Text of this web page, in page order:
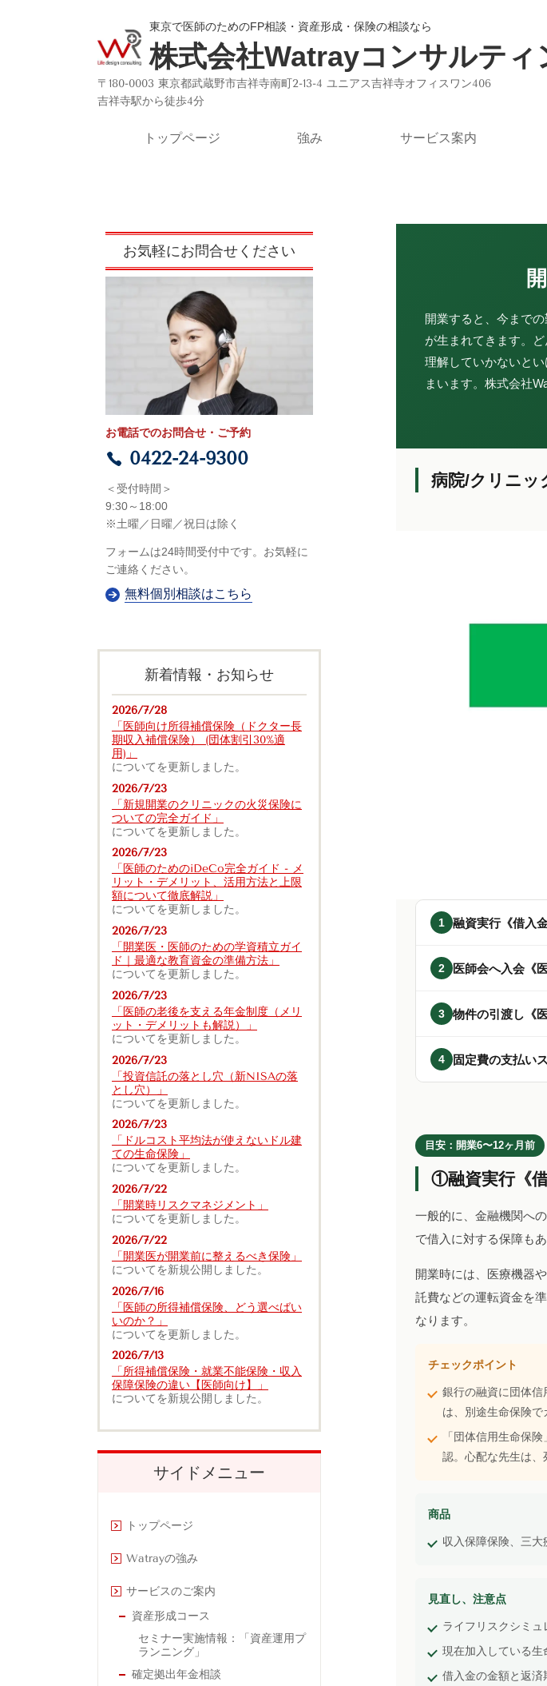
東京で医師のためのFP相談・資産形成・保険の相談なら
株式会社Watrayコンサルティ
〒180-0003 東京都武蔵野市吉祥寺南町2-13-4 ユニアス吉祥寺オフィスワン406
吉祥寺駅から徒歩4分
トップページ 強み サービス案内
開業すると、今まで
が生まれてきます。
理解していかないと
まいます。株式会社
病院/クリニッ
1 融資実行《借入
2 医師会へ入会《
3 物件の引渡し《
4 固定費の支払い
目安：開業6〜12ヶ月前
①融資実行《
一般的に、金融機関へ
で借入に対する保障も
開業時には、医療機器
託費などの運転資金を
なります。
チェックポイント
銀行の融資に団体
は、別途生命保険で
「団体信用生命保
認。心配な先生は、
商品
収入保障保険、三
見直し、注意点
ライフリスクシミュ
現在加入している生
借入金の金額と返
お気軽にお問合せください
お電話でのお問合せ・ご予約
0422-24-9300
＜受付時間＞
9:30～18:00
※土曜／日曜／祝日は除 く
フォームは24時間受付中です。お気軽に
ご連絡ください。
無料個別相談はこちら
新着情報・お知らせ
2026/7/28
「医師向け所得補償保険（ドクター長
期収入補償保険） (団体割引30%適
用)」
についてを更新しました。
2026/7/23
「新規開業のクリニックの火災保険に
ついての完全ガイド」
についてを更新しました。
2026/7/23
「医師のためのiDeCo完全ガイド - メ
リット・デメリット、活用方法と上限
額について徹底解説」
についてを更新しました。
2026/7/23
「開業医・医師のための学資積立ガイ
ド｜最適な教育資金の準備方法」
についてを更新しました。
2026/7/23
「医師の老後を支える年金制度（メリ
ット・デメリットも解説）」
についてを更新しました。
2026/7/23
「投資信託の落とし穴（新NISAの落
とし穴）」
についてを更新しました。
2026/7/23
「ドルコスト平均法が使えないドル建
ての生命保険」
についてを更新しました。
2026/7/22
「開業時リスクマネジメント」
についてを更新しました。
2026/7/22
「開業医が開業前に整えるべき保険」
についてを新規公開しました。
2026/7/16
「医師の所得補償保険、どう選べばい
いのか？」
についてを更新しました。
2026/7/13
「所得補償保険・就業不能保険・収入
保障保険の違い【医師向け】」
についてを新規公開しました。
サイドメニュー
トップページ
Watrayの強み
サービスのご案内
資産形成コース
セミナー実施情報：「資産運用プ
ランニング」
確定拠出年金相談